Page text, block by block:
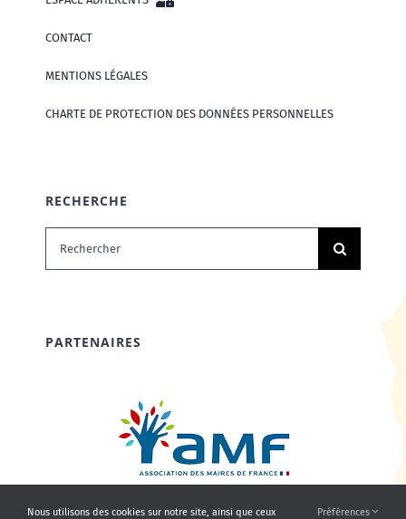
CONTACT
MENTIONS LÉGALES
CHARTE DE PROTECTION DES DONNÉES PERSONNELLES
RECHERCHE
Rechercher:
PARTENAIRES
Nous utilisons des cookies sur notre site, ainsi que ceux Préférences